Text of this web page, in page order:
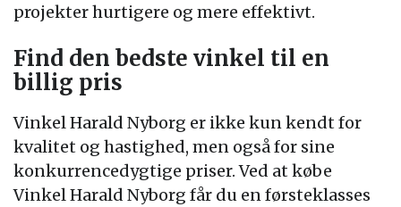
projekter hurtigere og mere effektivt.
Find den bedste vinkel til en
billig pris
Vinkel Harald Nyborg er ikke kun kendt for
kvalitet og hastighed, men også for sine
konkurrencedygtige priser. Ved at købe
Vinkel Harald Nyborg får du en førsteklasses